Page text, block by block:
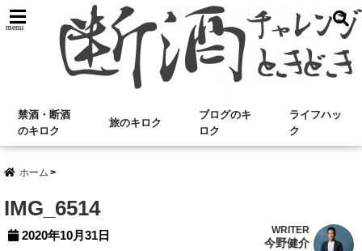
menu
禁酒・断酒
のキロク
旅のキロク
ブログのキ
ロク
ライフハッ
ク
ホーム
IMG_6514
2020年10月31日 WRITER
今野健介